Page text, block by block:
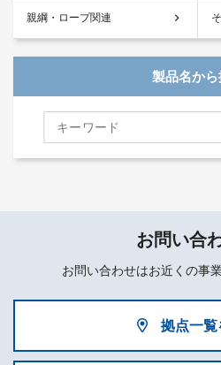
親綱・ロープ関連
製品名から
お問い合
お問い合わせはお近くの事
拠点一覧